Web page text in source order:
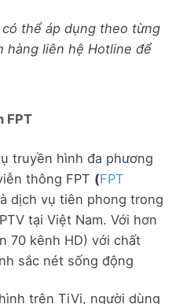
thể áp dụng theo từng
hàng liên hệ Hotline để
FPT
truyền hình đa phương
thông FPT (FPT
dịch vụ tiên phong trong
tại Việt Nam. Với hơn
70 kênh HD) với chất
sắc nét sống động
trên TiVi, người dùng